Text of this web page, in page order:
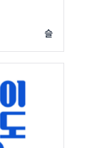
슬